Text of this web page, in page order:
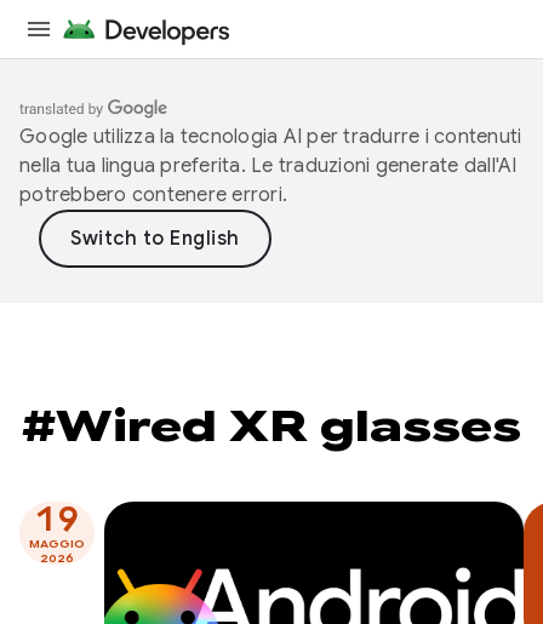
Google utilizza la tecnologia AI per tradurre i contenuti
nella tua lingua preferita. Le traduzioni generate dall'AI
potrebbero contenere errori.
#Wired XR glasses
19
MAGGIO
2026